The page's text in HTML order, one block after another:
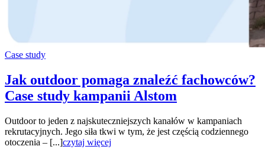
Case study
Jak outdoor pomaga znaleźć fachowców?
Case study kampanii Alstom
Outdoor to jeden z najskuteczniejszych kanałów w kampaniach
rekrutacyjnych. Jego siła tkwi w tym, że jest częścią codziennego
otoczenia – [...]czytaj więcej